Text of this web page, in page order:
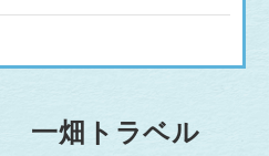
畑トラベル